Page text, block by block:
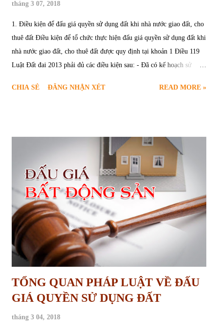
tháng 3 07, 2018
1. Điều kiện để đấu giá quyền sử dụng đất khi nhà nước giao đất, cho
thuê đất Điều kiện để tổ chức thực hiện đấu giá quyền sử dụng đất khi
nhà nước giao đất, cho thuê đất được quy định tại khoản 1 Điều 119
Luật Đất đai 2013 phải đủ các điều kiện sau: - Đã có kế hoạch sử
quyền phê duyệt; - Đất đã được giải phóng mặt bằng, đất có tài sản
dụng đất phải có đủ các điều kiện sau: - Thuộc đối tượng được nhà
nước giao đất, cho thuê đất theo quy định tại Điều 55 và Điều 56 Luật
Đất đai 2013; - Phải bảo đảm các điều kiện để thực hiện dự án đầu tư
theo quy định Điều 58 Luật Đất đai 2013 đối với trường hợp giao đất,
cho thuê đất để thực hiện dự án đầu tư. Như vậy ngoài kế hoạch sử
dụng đất hàng năm của cấp huyện được cơ q...
CHIA SẺ ĐĂNG NHẬN XÉT READ MORE »
TỔNG QUAN PHÁP LUẬT VỀ ĐẤU
GIÁ QUYỀN SỬ DỤNG ĐẤT
tháng 3 04, 2018